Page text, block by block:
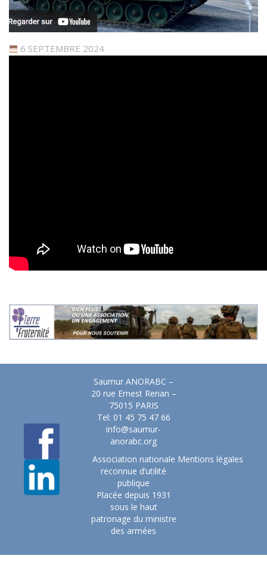
6 SEPTEMBRE 2024
Saumur ANORABC –
20 rue Ernest Renan –
75015 PARIS
Tel: 01 45 75 47 66
info@saumur-
anorabc.org
Association nationale
reconnue d’utilité
publique
Placée depuis 1931
sous le haut
patronage du ministre
des armées
Mentions légales